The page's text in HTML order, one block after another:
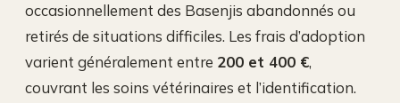
occasionnellement des Basenjis abandonnés ou
retirés de situations difficiles. Les frais d’adoption
varient généralement entre 200 et 400 €,
couvrant les soins vétérinaires et l’identification.